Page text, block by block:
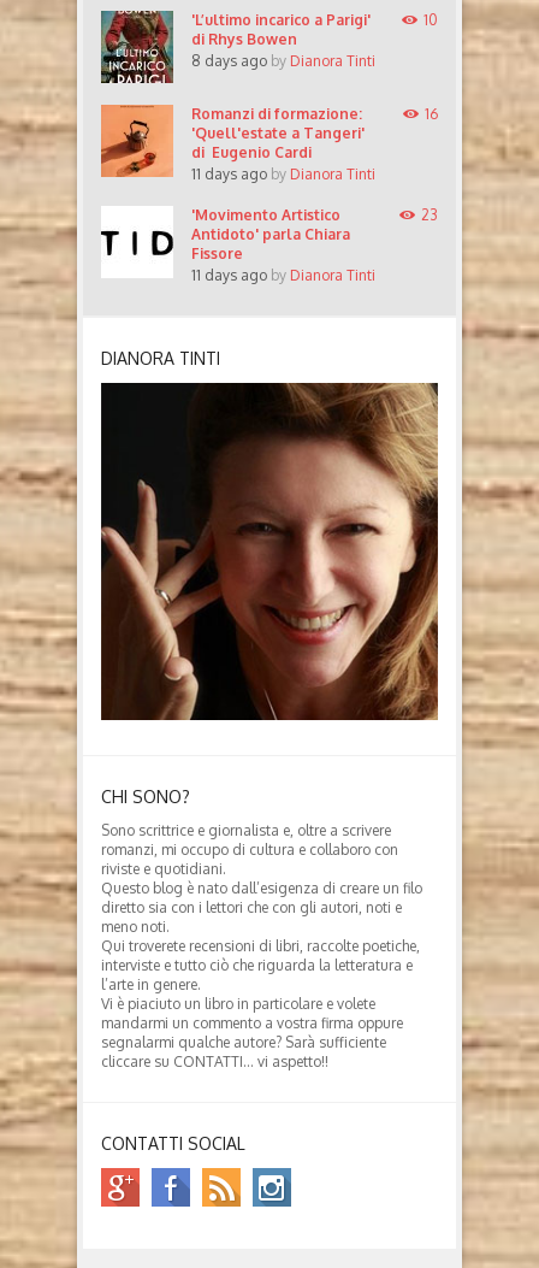
'L’ultimo incarico a Parigi'
di Rhys Bowen
8 days ago by Dianora Tinti
10
Romanzi di formazione:
'Quell'estate a Tangeri'
di Eugenio Cardi
11 days ago by Dianora Tinti
16
'Movimento Artistico
Antidoto' parla Chiara
Fissore
11 days ago by Dianora Tinti
23
DIANORA TINTI
CHI SONO?
Sono scrittrice e giornalista e, oltre a scrivere
romanzi, mi occupo di cultura e collaboro con
riviste e quotidiani.
Questo blog è nato dall’esigenza di creare un filo
diretto sia con i lettori che con gli autori, noti e
meno noti.
Qui troverete recensioni di libri, raccolte poetiche,
interviste e tutto ciò che riguarda la letteratura e
l’arte in genere.
Vi è piaciuto un libro in particolare e volete
mandarmi un commento a vostra firma oppure
segnalarmi qualche autore? Sarà sufficiente
cliccare su CONTATTI… vi aspetto!!
CONTATTI SOCIAL